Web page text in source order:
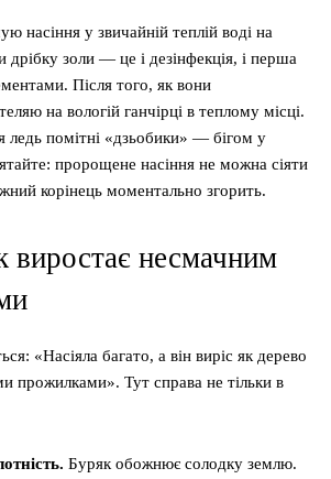
насіння у звичайній теплій воді на
золи — це і дезінфекція, і перша
Після того, як вони
на вологій ганчірці в теплому місці.
ледь помітні «дзьобики» — бігом у
пророщене насіння не можна сіяти
корінець моментально згорить.
виростає несмачним
«Насіяла багато, а він виріс як дерево
прожилками». Тут справа не тільки в
Буряк обожнює солодку землю.